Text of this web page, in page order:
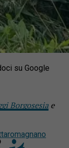
su Google
Borgosesia e
romagnano